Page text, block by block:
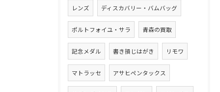
レンズ ディスカバリー・バムバッグ
ポルトフォイユ・サラ 青森の買取
記念メダル 書き損じはがき リモワ
マトラッセ アサヒペンタックス